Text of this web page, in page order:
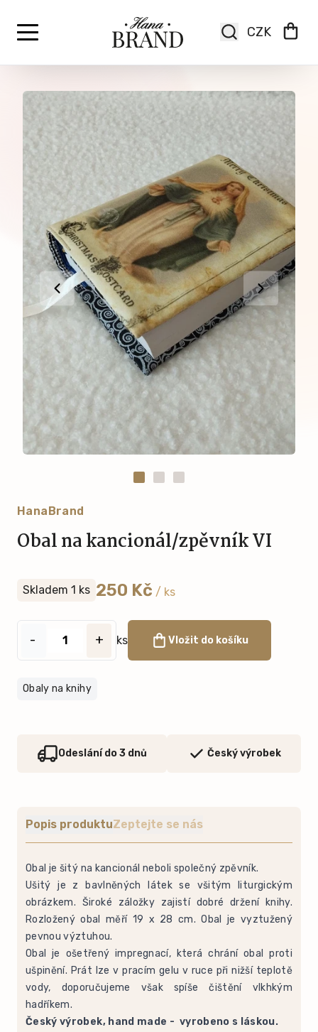
Obal na kancionál/zpěvník VI
HanaBrand
Skladem 1 ks 250 Kč / ks
- + ks Vložit do košíku
Obaly na knihy
Odeslání do 3 dnů Český výrobek
Popis produktuZeptejte se nás
Obal je šitý na kancionál neboli společný zpěvník.
Ušitý je z bavlněných látek se všitým liturgickým
obrázkem. Široké záložky zajistí dobré držení knihy.
Rozložený obal měří 19 x 28 cm. Obal je vyztužený
pevnou výztuhou.
Obal je ošetřený impregnací, která chrání obal proti
ušpinění. Prát lze v pracím gelu v ruce při nižší teplotě
vody, doporučujeme však spíše čištění vlkhkým
hadříkem.
Český výrobek, hand made - vyrobeno s láskou.